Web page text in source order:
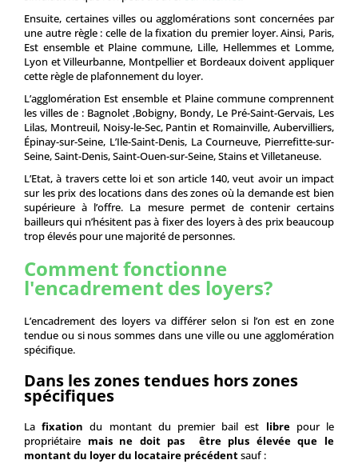
Ensuite, certaines villes ou agglomérations sont concernées par
une autre règle : celle de la fixation du premier loyer. Ainsi, Paris,
Est ensemble et Plaine commune, Lille, Hellemmes et Lomme,
Lyon et Villeurbanne, Montpellier et Bordeaux doivent appliquer
cette règle de plafonnement du loyer.
L’agglomération Est ensemble et Plaine commune comprennent
les villes de : Bagnolet ,Bobigny, Bondy, Le Pré-Saint-Gervais, Les
Lilas, Montreuil, Noisy-le-Sec, Pantin et Romainville, Aubervilliers,
Épinay-sur-Seine, L’Ile-Saint-Denis, La Courneuve, Pierrefitte-sur-
Seine, Saint-Denis, Saint-Ouen-sur-Seine, Stains et Villetaneuse.
L’Etat, à travers cette loi et son article 140, veut avoir un impact
sur les prix des locations dans des zones où la demande est bien
supérieure à l’offre. La mesure permet de contenir certains
bailleurs qui n’hésitent pas à fixer des loyers à des prix beaucoup
trop élevés pour une majorité de personnes.
Comment fonctionne
l'encadrement des loyers?
L’encadrement des loyers va différer selon si l’on est en zone
tendue ou si nous sommes dans une ville ou une agglomération
spécifique.
Dans les zones tendues hors zones
spécifiques
Lafixation du montant du premier bail est librepour le
propriétaire mais ne doit pas être plus élevée que le
montant du loyer du locataire précédentsauf :